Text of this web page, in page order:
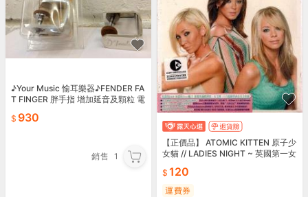
♪Your Music 愉耳樂器♪FENDER FA
T FINGER 胖手指 增加延音及顆粒 電
930
銷售 1
【正價品】 ATOMIC KITTEN 原子少
女貓 // LADIES NIGHT ~ 英國第一女
120
運費券